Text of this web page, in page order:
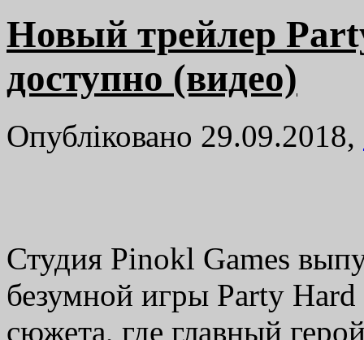
Новый трейлер
доступно (видео)
Опубліковано 29.09.2018,
Студия Pinokl Games
безумной игры Party
сюжета, где главный